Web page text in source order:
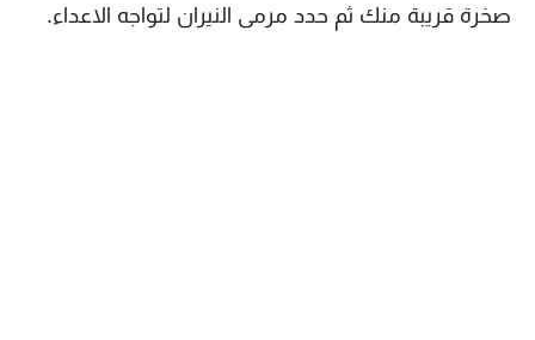
صخرة قريبة منك ثم حدد مرمى النيران لتواجه الاعداء.